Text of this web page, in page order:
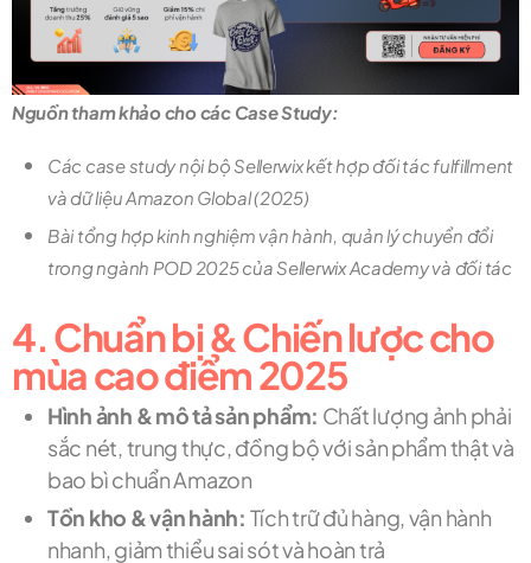
Nguồn tham khảo cho các Case Study:
Các case study nội bộ Sellerwix kết hợp đối tác fulfillment
và dữ liệu Amazon Global (2025)
Bài tổng hợp kinh nghiệm vận hành, quản lý chuyển đổi
trong ngành POD 2025 của Sellerwix Academy và đối tác
4. Chuẩn bị & Chiến lược cho
mùa cao điểm 2025
Hình ảnh & mô tả sản phẩm: Chất lượng ảnh phải
sắc nét, trung thực, đồng bộ với sản phẩm thật và
bao bì chuẩn Amazon
Tồn kho & vận hành: Tích trữ đủ hàng, vận hành
nhanh, giảm thiểu sai sót và hoàn trả